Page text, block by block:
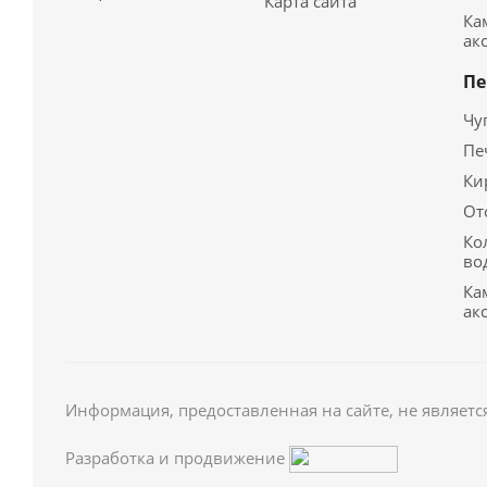
Информация, предоставленная на сайте, не
Разработка и продвижение